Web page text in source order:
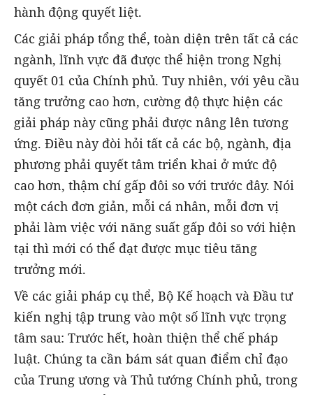
hành động quyết liệt.
Các giải pháp tổng thể, toàn diện trên tất cả các
ngành, lĩnh vực đã được thể hiện trong Nghị
quyết 01 của Chính phủ. Tuy nhiên, với yêu cầu
tăng trưởng cao hơn, cường độ thực hiện các
giải pháp này cũng phải được nâng lên tương
ứng. Điều này đòi hỏi tất cả các bộ, ngành, địa
phương phải quyết tâm triển khai ở mức độ
cao hơn, thậm chí gấp đôi so với trước đây. Nói
một cách đơn giản, mỗi cá nhân, mỗi đơn vị
phải làm việc với năng suất gấp đôi so với hiện
tại thì mới có thể đạt được mục tiêu tăng
trưởng mới.
Về các giải pháp cụ thể, Bộ Kế hoạch và Đầu tư
kiến nghị tập trung vào một số lĩnh vực trọng
tâm sau: Trước hết, hoàn thiện thể chế pháp
luật. Chúng ta cần bám sát quan điểm chỉ đạo
của Trung ương và Thủ tướng Chính phủ, trong